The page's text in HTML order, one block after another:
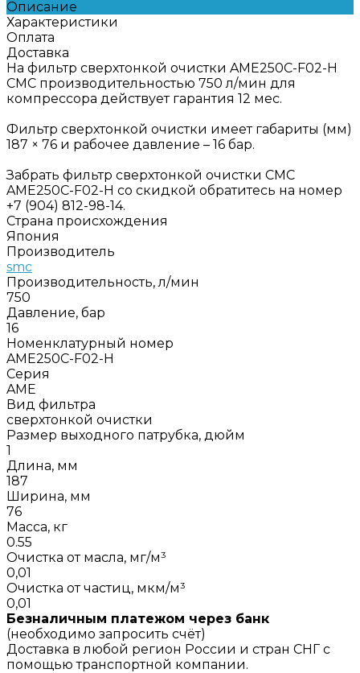
Описание
Характеристики
Оплата
Доставка
На фильтр сверхтонкой очистки AME250C-F02-H
СМС производительностью 750 л/мин для
компрессора действует гарантия 12 мес.
Фильтр сверхтонкой очистки имеет габариты (мм)
187 × 76 и рабочее давление – 16 бар.
Забрать фильтр сверхтонкой очистки СМС
AME250C-F02-H со скидкой обратитесь на номер
+7 (904) 812-98-14.
Страна происхождения
Япония
Производитель
smc
Производительность, л/мин
750
Давление, бар
16
Номенклатурный номер
AME250C-F02-H
Серия
AME
Вид фильтра
сверхтонкой очистки
Размер выходного патрубка, дюйм
1
Длина, мм
187
Ширина, мм
76
Масса, кг
0.55
Очистка от масла, мг/м³
0,01
Очистка от частиц, мкм/м³
0,01
Безналичным платежом через банк
(необходимо запросить счёт)
Доставка в любой регион России и стран СНГ с
помощью транспортной компании.